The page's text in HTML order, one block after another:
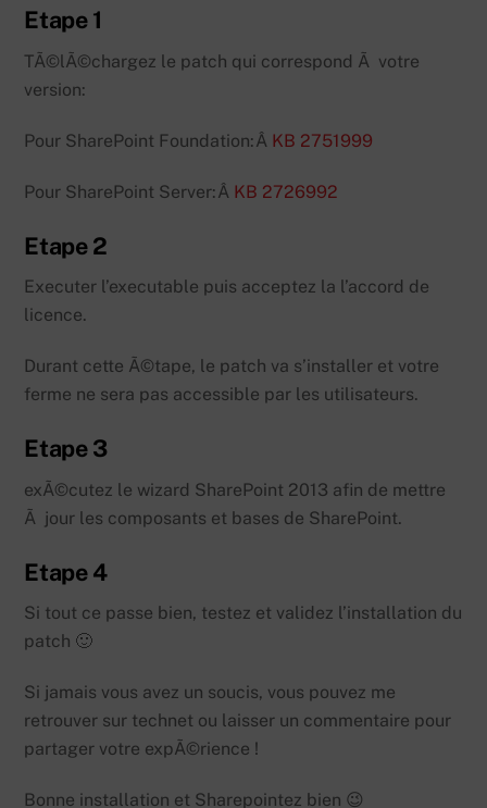
Etape 1
TÃ©lÃ©chargez le patch qui correspond Ã votre
version:
Pour SharePoint Foundation:Â KB 2751999
Pour SharePoint Server:Â KB 2726992
Etape 2
Executer l’executable puis acceptez la l’accord de
licence.
Durant cette Ã©tape, le patch va s’installer et votre
ferme ne sera pas accessible par les utilisateurs.
Etape 3
exÃ©cutez le wizard SharePoint 2013 afin de mettre
Ã jour les composants et bases de SharePoint.
Etape 4
Si tout ce passe bien, testez et validez l’installation du
patch 🙂
Si jamais vous avez un soucis, vous pouvez me
retrouver sur technet ou laisser un commentaire pour
partager votre expÃ©rience !
Bonne installation et Sharepointez bien 😉